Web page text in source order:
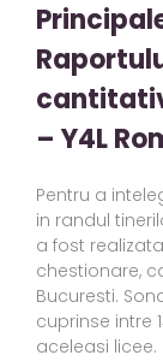
– Y4L
Pentru a
in randul
a fost
chestionare,
Bucuresti.
cuprinse intre
aceleasi licee.